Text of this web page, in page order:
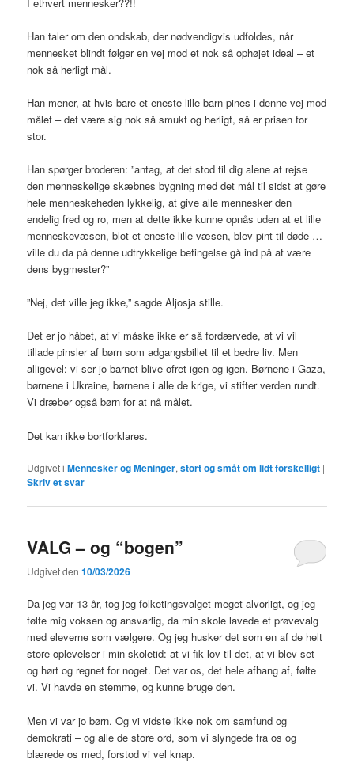
Han taler om den ondskab, der nødvendigvis udfoldes, når
mennesket blindt følger en vej mod et nok så ophøjet ideal – et
nok så herligt mål.
Han mener, at hvis bare et eneste lille barn pines i denne vej mod
målet – det være sig nok så smukt og herligt, så er prisen for
stor.
Han spørger broderen: ”antag, at det stod til dig alene at rejse
den menneskelige skæbnes bygning med det mål til sidst at gøre
hele menneskeheden lykkelig, at give alle mennesker den
endelig fred og ro, men at dette ikke kunne opnås uden at et lille
menneskevæsen, blot et eneste lille væsen, blev pint til døde …
ville du da på denne udtrykkelige betingelse gå ind på at være
dens bygmester?”
”Nej, det ville jeg ikke,” sagde Aljosja stille.
Det er jo håbet, at vi måske ikke er så fordærvede, at vi vil
tillade pinsler af børn som adgangsbillet til et bedre liv. Men
alligevel: vi ser jo barnet blive ofret igen og igen. Børnene i Gaza,
børnene i Ukraine, børnene i alle de krige, vi stifter verden rundt.
Vi dræber også børn for at nå målet.
Det kan ikke bortforklares.
Udgivet i Mennesker og Meninger,stort og småt om lidt forskelligt |
Skriv et svar
VALG – og “bogen”
Udgivet den10/03/2026
Da jeg var 13 år, tog jeg folketingsvalget meget alvorligt, og jeg
følte mig voksen og ansvarlig, da min skole lavede et prøvevalg
med eleverne som vælgere. Og jeg husker det som en af de helt
store oplevelser i min skoletid: at vi fik lov til det, at vi blev set
og hørt og regnet for noget. Det var os, det hele afhang af, følte
vi. Vi havde en stemme, og kunne bruge den.
Men vi var jo børn. Og vi vidste ikke nok om samfund og
demokrati – og alle de store ord, som vi slyngede fra os og
blærede os med, forstod vi vel knap.